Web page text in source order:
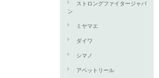
ストロングファイタージャパ
ン
ミヤマエ
ダイワ
シマノ
アベットリール